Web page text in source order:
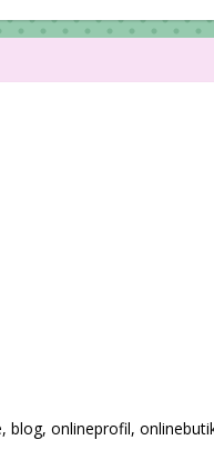
blog, onlineprofil,